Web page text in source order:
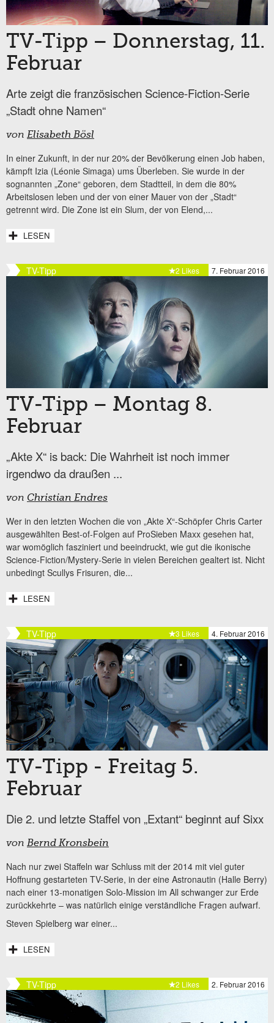
TV-Tipp – Donnerstag, 11.
Februar
Arte zeigt die französischen Science-Fiction-Serie
„Stadt ohne Namen“
von Elisabeth Bösl
In einer Zukunft, in der nur 20% der Bevölkerung einen Job haben,
kämpft Izia (Léonie Simaga) ums Überleben. Sie wurde in der
sognannten „Zone“ geboren, dem Stadtteil, in dem die 80%
Arbeitslosen leben und der von einer Mauer von der „Stadt“
getrennt wird. Die Zone ist ein Slum, der von Elend,...
LESEN
TV-Tipp 7. Februar 2016
2 Likes
TV-Tipp – Montag 8.
Februar
„Akte X“ is back: Die Wahrheit ist noch immer
irgendwo da draußen ...
von Christian Endres
Wer in den letzten Wochen die von „Akte X“-Schöpfer Chris Carter
ausgewählten Best-of-Folgen auf ProSieben Maxx gesehen hat,
war womöglich fasziniert und beeindruckt, wie gut die ikonische
Science-Fiction/Mystery-Serie in vielen Bereichen gealtert ist. Nicht
unbedingt Scullys Frisuren, die...
LESEN
TV-Tipp 4. Februar 2016
3 Likes
TV-Tipp - Freitag 5.
Februar
Die 2. und letzte Staffel von „Extant“ beginnt auf Sixx
von Bernd Kronsbein
Nach nur zwei Staffeln war Schluss mit der 2014 mit viel guter
Hoffnung gestarteten TV-Serie, in der eine Astronautin (Halle Berry)
nach einer 13-monatigen Solo-Mission im All schwanger zur Erde
zurückkehrte – was natürlich einige verständliche Fragen aufwarf.
Steven Spielberg war einer...
LESEN
TV-Tipp 2. Februar 2016
2 Likes